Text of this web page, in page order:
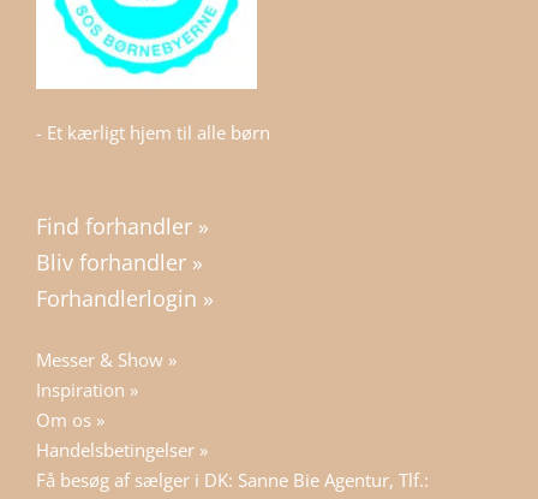
- Et kærligt hjem til alle børn
Find forhandler »
Bliv forhandler »
Forhandlerlogin »
Messer & Show »
Inspiration »
Om os »
Handelsbetingelser »
Få besøg af sælger i DK: Sanne Bie Agentur, Tlf.: